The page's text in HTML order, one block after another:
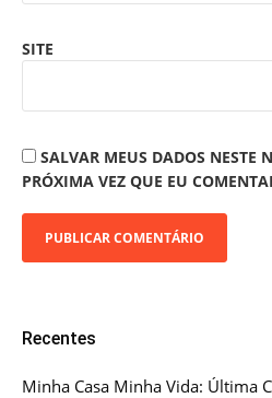
SITE
SALVAR MEUS DADOS NESTE
PRÓXIMA VEZ QUE EU
Recentes
Minha Casa Minha Vida: Última